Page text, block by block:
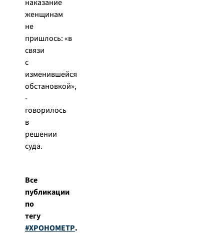
наказание
женщинам
не
пришлось:«в
связи
с
изменившейся
обстановкой»,
-
говорилось
в
решении
суда.
Все
публикации
по
тегу
#ХРОНОМЕТР.